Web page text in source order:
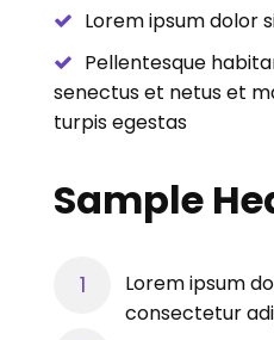
Lorem ipsum dolor
Pellentesque
senectus et netus et
turpis egestas
Sample
Lorem ipsum
consectetur